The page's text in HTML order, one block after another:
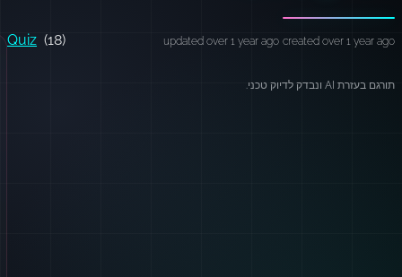
created over 1 year ago
updated over 1 year ago
Quiz (18)
תורגם בעזרת AI ונבדק לדיוק טכני.